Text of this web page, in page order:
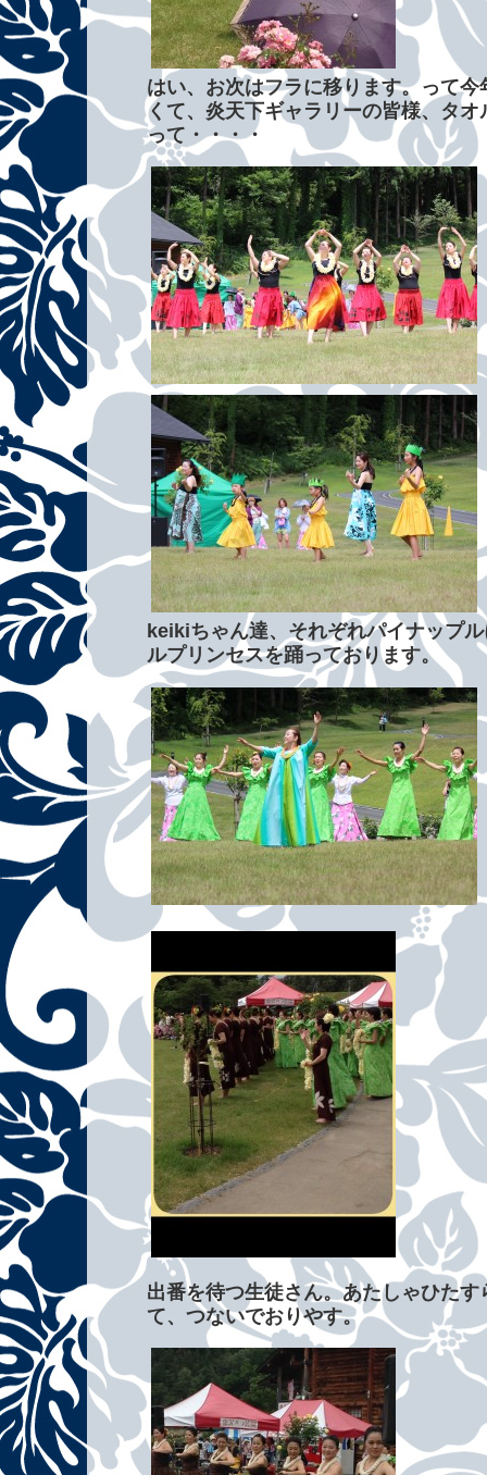
はい、お次はフラに移ります。って
くて、炎天下ギャラリーの皆様、タ
って・・・・
keikiちゃん達、それぞれパイナップ
ルプリンセスを踊っております。
出番を待つ生徒さん。あたしゃひた
て、つないでおりやす。